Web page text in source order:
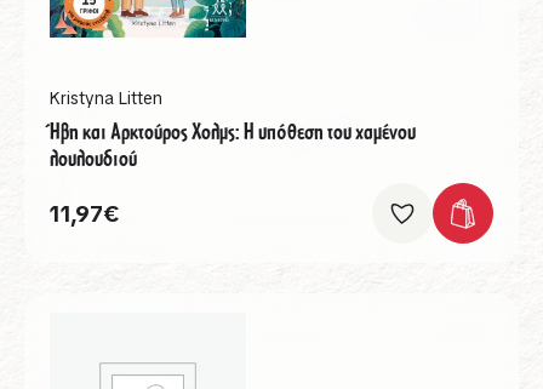
Kristyna Litten
Ήβη και Αρκτούρος Χολμς: Η υπόθεση του χαμένου
λουλουδιού
11,97€